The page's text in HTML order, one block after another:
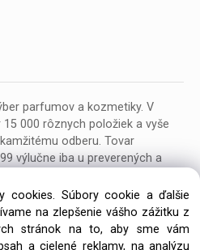
parfumov a kozmetiky. V
000 rôznych položiek a vyše
odberu. Tovar
výlučne iba u preverených a
cookies. Súbory cookie a ďalšie
na zlepšenie vášho zážitku z
stránok na to, aby sme vám
a cielené reklamy, na analýzu